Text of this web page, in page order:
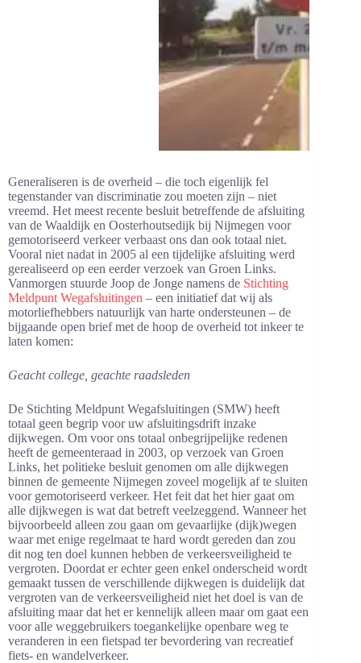
Generaliseren is de overheid – die toch eigenlijk fel
tegenstander van discriminatie zou moeten zijn – niet
vreemd. Het meest recente besluit betreffende de afsluiting
van de Waaldijk en Oosterhoutsedijk bij Nijmegen voor
gemotoriseerd verkeer verbaast ons dan ook totaal niet.
Vooral niet nadat in 2005 al een tijdelijke afsluiting werd
gerealiseerd op een eerder verzoek van Groen Links.
Vanmorgen stuurde Joop de Jonge namens de Stichting
Meldpunt Wegafsluitingen – een initiatief dat wij als
motorliefhebbers natuurlijk van harte ondersteunen – de
bijgaande open brief met de hoop de overheid tot inkeer te
laten komen:
Geacht college, geachte raadsleden
De Stichting Meldpunt Wegafsluitingen (SMW) heeft
totaal geen begrip voor uw afsluitingsdrift inzake
dijkwegen. Om voor ons totaal onbegrijpelijke redenen
heeft de gemeenteraad in 2003, op verzoek van Groen
Links, het politieke besluit genomen om alle dijkwegen
binnen de gemeente Nijmegen zoveel mogelijk af te sluiten
voor gemotoriseerd verkeer. Het feit dat het hier gaat om
alle dijkwegen is wat dat betreft veelzeggend. Wanneer het
bijvoorbeeld alleen zou gaan om gevaarlijke (dijk)wegen
waar met enige regelmaat te hard wordt gereden dan zou
dit nog ten doel kunnen hebben de verkeersveiligheid te
vergroten. Doordat er echter geen enkel onderscheid wordt
gemaakt tussen de verschillende dijkwegen is duidelijk dat
vergroten van de verkeersveiligheid niet het doel is van de
afsluiting maar dat het er kennelijk alleen maar om gaat een
voor alle weggebruikers toegankelijke openbare weg te
veranderen in een fietspad ter bevordering van recreatief
fiets- en wandelverkeer.